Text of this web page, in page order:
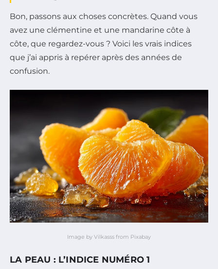
Bon, passons aux choses concrètes. Quand vous
avez une clémentine et une mandarine côte à
côte, que regardez-vous ? Voici les vrais indices
que j’ai appris à repérer après des années de
confusion.
Image by Vilkasss from Pixabay
LA PEAU : L’INDICE NUMÉRO 1